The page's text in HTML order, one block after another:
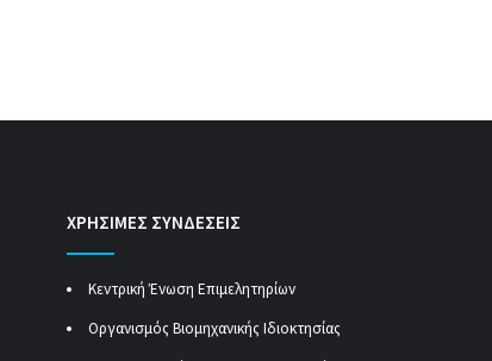
ΧΡΗΣΙΜΕΣ ΣΥΝΔΕΣΕΙΣ
Κεντρική Ένωση Επιμελητηρίων
Οργανισμός Βιομηχανικής Ιδιοκτησίας